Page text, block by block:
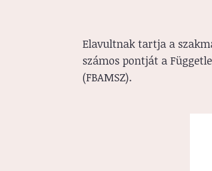
Elavultnak tartja a
számos pontját a
(FBAMSZ).